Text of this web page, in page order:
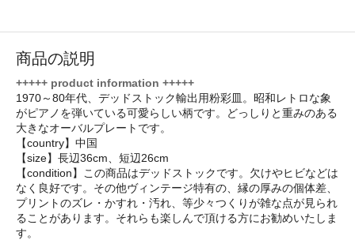
商品の説明
+++++ product information +++++
1970～80年代、デッドストック輸出用粉彩皿。昭和レトロな象
がピアノを弾いている可愛らしい柄です。どっしりと重みのある
大きなオーバルプレートです。
【country】中国
【size】長辺36cm、短辺26cm
【condition】この商品はデッドストックです。欠けやヒビなどは
なく良好です。その他ヴィンテージ特有の、縁の厚みの個体差、
プリントのズレ・かすれ・汚れ、等少々つくりが雑な点が見られ
ることがあります。それらも楽しんで頂ける方にお勧めいたしま
す。